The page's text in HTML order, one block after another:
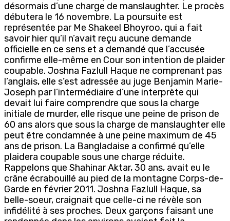
désormais d’une charge de manslaughter. Le procès
débutera le 16 novembre. La poursuite est
représentée par Me Shakeel Bhoyroo, qui a fait
savoir hier qu’il n’avait reçu aucune demande
officielle en ce sens et a demandé que l’accusée
confirme elle-même en Cour son intention de plaider
coupable. Joshna Fazlull Haque ne comprenant pas
l’anglais, elle s’est adressée au juge Benjamin Marie-
Joseph par l’intermédiaire d’une interprète qui
devait lui faire comprendre que sous la charge
initiale de murder, elle risque une peine de prison de
60 ans alors que sous la charge de manslaughter elle
peut être condamnée à une peine maximum de 45
ans de prison. La Bangladaise a confirmé qu’elle
plaidera coupable sous une charge réduite.
Rappelons que Shahinar Aktar, 30 ans, avait eu le
crâne écrabouillé au pied de la montagne Corps-de-
Garde en février 2011. Joshna Fazlull Haque, sa
belle-soeur, craignait que celle-ci ne révèle son
infidélité à ses proches. Deux garçons faisant une